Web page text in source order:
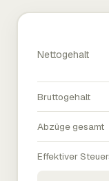
Nettogehalt
Bruttogehalt
Abzüge gesamt
Effektiver